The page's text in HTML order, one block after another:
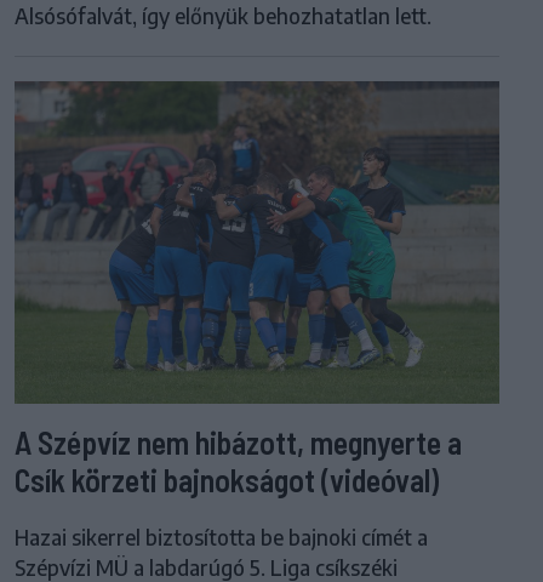
Alsósófalvát, így előnyük behozhatatlan lett.
A Szépvíz nem hibázott, megnyerte a
Csík körzeti bajnokságot (videóval)
Hazai sikerrel biztosította be bajnoki címét a
Szépvízi MÜ a labdarúgó 5. Liga csíkszéki